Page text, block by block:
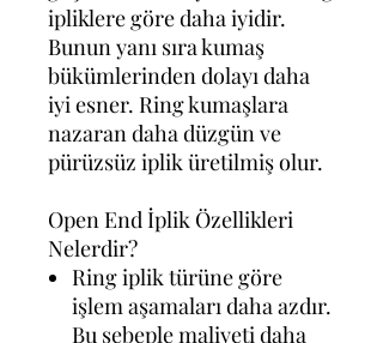
ipliklere göre daha iyidir.
Bunun yanı sıra kumaş
bükümlerinden dolayı daha
iyi esner. Ring kumaşlara
nazaran daha düzgün ve
pürüzsüz iplik üretilmiş olur.
Open End İplik Özellikleri
Nelerdir?
Ring iplik türüne göre
işlem aşamaları daha azdır.
Bu sebeple maliyeti daha